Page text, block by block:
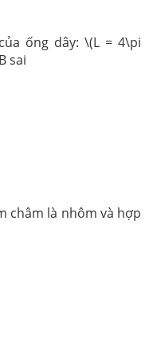
ống dây: \(L = 4\pi
sai
châm là nhôm và hợp